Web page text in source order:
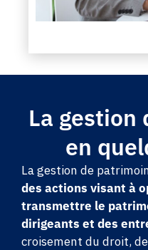
La gestion
en
La gestion de
des actions visant à
transmettre le
dirigeants et des
croisement du droit,